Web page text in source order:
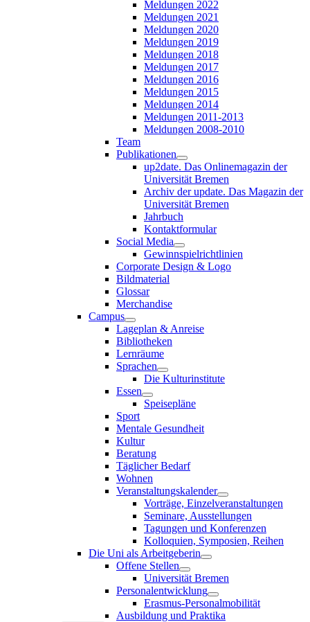
Meldungen 2022
Meldungen 2021
Meldungen 2020
Meldungen 2019
Meldungen 2018
Meldungen 2017
Meldungen 2016
Meldungen 2015
Meldungen 2014
Meldungen 2011-2013
Meldungen 2008-2010
Team
Publikationen
up2date. Das Onlinemagazin der
Universität Bremen
Archiv der update. Das Magazin der
Universität Bremen
Jahrbuch
Kontaktformular
Social Media
Gewinnspielrichtlinien
Corporate Design & Logo
Bildmaterial
Glossar
Merchandise
Campus
Lageplan & Anreise
Bibliotheken
Lernräume
Sprachen
Die Kulturinstitute
Essen
Speisepläne
Sport
Mentale Gesundheit
Kultur
Beratung
Täglicher Bedarf
Wohnen
Veranstaltungskalender
Vorträge, Einzelveranstaltungen
Seminare, Ausstellungen
Tagungen und Konferenzen
Kolloquien, Symposien, Reihen
Die Uni als Arbeitgeberin
Offene Stellen
Universität Bremen
Personalentwicklung
Erasmus-Personalmobilität
Ausbildung und Praktika